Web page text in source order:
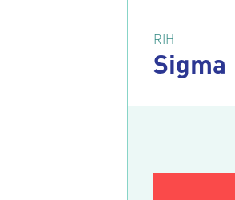
RIH
Sigma